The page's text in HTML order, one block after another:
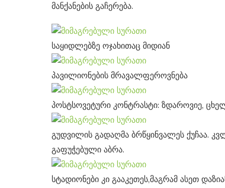
მანქანების გაჩერება.
საყიდლებზე ოჯახითაც მიდიან
პავილიონების მრავალფეროვნება
პოსტსოვეტური კონტრასტი: ზდაროვიე,
გუდვილის გადაღმა ბრწყინვალეს ქუჩაა.
გაფუჭებული აბრა.
სტადიონები კი გააკეთეს,მაგრამ ასეთ
მოვაწესრიგოთ
ზოლი? (news feed)
ივნ 27, 2017